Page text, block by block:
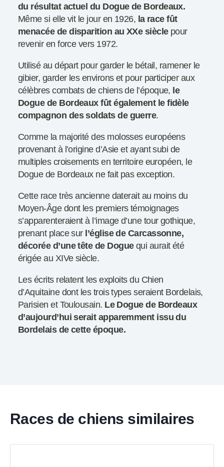
du résultat actuel du Dogue de Bordeaux.
Même si elle vit le jour en 1926, la race fût
menacée de disparition au XXe sièclepour
revenir en force vers 1972.
Utilisé au départ pour garder le bétail, ramener le
gibier, garder les environs et pour participer aux
célèbres combats de chiens de l’époque, le
Dogue de Bordeaux fût également le fidèle
compagnon des soldats de guerre.
Comme la majorité des molosses européens
provenant à l’origine d’Asie et ayant subi de
multiples croisements en territoire européen, le
Dogue de Bordeaux ne fait pas exception.
Cette race très ancienne daterait au moins du
Moyen-Âge dont les premiers témoignages
s’apparenteraient à l’image d’une tour gothique,
prenant place sur l’église de Carcassonne,
décorée d’une tête de Doguequi aurait été
érigée au XIVe siècle.
Les écrits relatent les exploits du Chien
d’Aquitaine dont les trois types seraient Bordelais,
Parisien et Toulousain. Le Dogue de Bordeaux
d’aujourd’hui serait apparemment issu du
Bordelais de cette époque.
Races de chiens similaires